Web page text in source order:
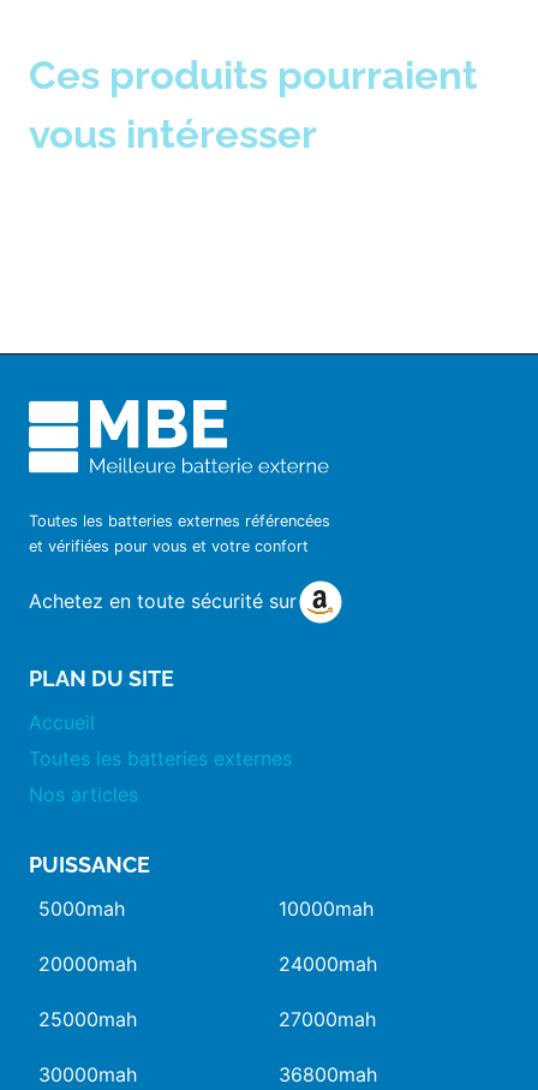
Ces produits pourraient
vous intéresser
Toutes les batteries externes référencées
et vérifiées pour vous et votre confort
Achetez en toute sécurité sur
PLAN DU SITE
Accueil
Toutes les batteries externes
Nos articles
PUISSANCE
5000mah 10000mah
20000mah 24000mah
25000mah 27000mah
30000mah 36800mah